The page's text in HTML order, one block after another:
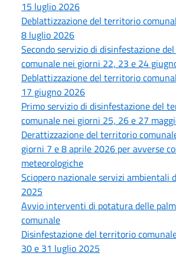
15 luglio 2026
Deblattizzazione del territorio
8 luglio 2026
Secondo servizio di disinfestazione
comunale nei giorni 22, 23 e 24
Deblattizzazione del territorio
17 giugno 2026
Primo servizio di disinfestazione del
comunale nei giorni 25, 26 e 27
Derattizzazione del territorio
giorni 7 e 8 aprile 2026 per avverse
meteorologiche
Sciopero nazionale servizi ambientali
2025
Avvio interventi di potatura delle
comunale
Disinfestazione del territorio
30 e 31 luglio 2025